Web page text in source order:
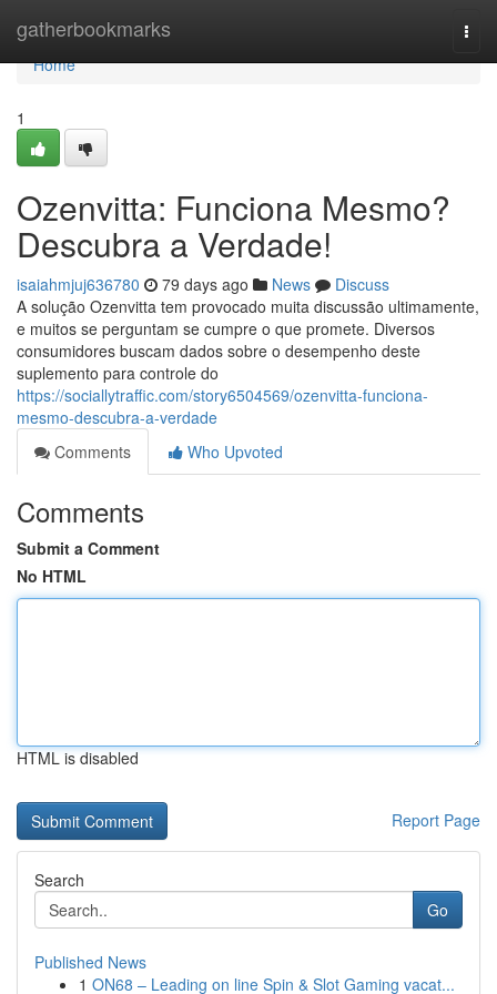
gatherbookmarks
Home
Home
1
Ozenvitta: Funciona Mesmo?
Descubra a Verdade!
isaiahmjuj636780 79 days ago News
Discuss
A solução Ozenvitta tem provocado muita discussão ultimamente,
e muitos se perguntam se cumpre o que promete. Diversos
consumidores buscam dados sobre o desempenho deste
suplemento para controle do
https://sociallytraffic.com/story6504569/ozenvitta-funciona-
mesmo-descubra-a-verdade
Comments
Who Upvoted
Comments
Submit a Comment
No HTML
HTML is disabled
Report Page
Search
Go
Published News
1 ON68 – Leading on line Spin & Slot Gaming vacat...